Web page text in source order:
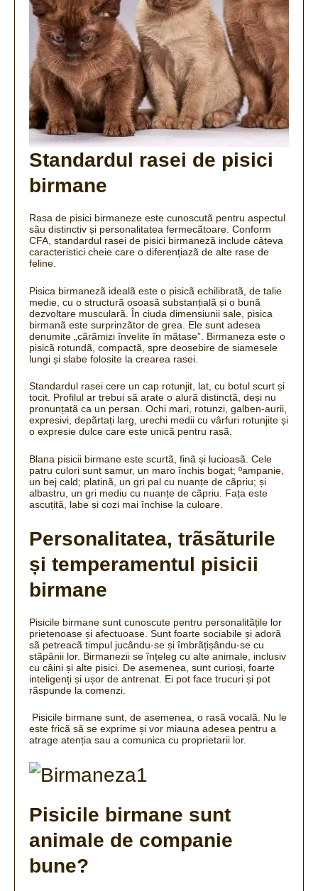
Standardul rasei de pisici
birmane
Rasa de pisici birmaneze este cunoscutã pentru aspectul
sãu distinctiv și personalitatea fermecãtoare. Conform
CFA, standardul rasei de pisici birmanezã include câteva
caracteristici cheie care o diferențiazã de alte rase de
feline.
Pisica birmanezã idealã este o pisicã echilibratã, de talie
medie, cu o structurã osoasã substanțialã și o bunã
dezvoltare muscularã. În ciuda dimensiunii sale, pisica
birmanã este surprinzãtor de grea. Ele sunt adesea
denumite „cãrãmizi învelite în mãtase”. Birmaneza este o
pisicã rotundã, compactã, spre deosebire de siamesele
lungi și slabe folosite la crearea rasei.
Standardul rasei cere un cap rotunjit, lat, cu botul scurt și
tocit. Profilul ar trebui sã arate o alurã distinctã, deși nu
pronunțatã ca un persan. Ochi mari, rotunzi, galben-aurii,
expresivi, depãrtați larg, urechi medii cu vârfuri rotunjite și
o expresie dulce care este unicã pentru rasã.
Blana pisicii birmane este scurtã, finã și lucioasã. Cele
patru culori sunt samur, un maro închis bogat; ºampanie,
un bej cald; platinã, un gri pal cu nuanțe de cãpriu; și
albastru, un gri mediu cu nuanțe de cãpriu. Fața este
ascuțitã,
labe și cozi mai închise la culoare.
Personalitatea, trãsãturile
și temperamentul pisicii
birmane
Pisicile birmane sunt cunoscute pentru personalitãțile lor
prietenoase și afectuoase. Sunt foarte sociabile și adorã
sã petreacã timpul jucându-se și îmbrãțișându-se cu
stãpânii lor. Birmanezii se înțeleg cu alte animale, inclusiv
cu câini și alte pisici. De asemenea, sunt curioși, foarte
inteligenți și ușor de antrenat. Ei pot face trucuri și pot
rãspunde la comenzi.
Pisicile birmane sunt, de asemenea, o rasã vocalã. Nu le
este fricã sã se exprime și vor miauna adesea pentru a
atrage atenția sau a comunica cu proprietarii lor.
Pisicile birmane sunt
animale de companie
bune?